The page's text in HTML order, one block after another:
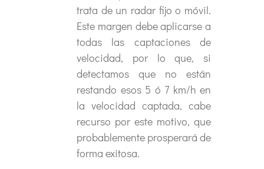
trata de un radar fijo o móvil.
Este margen debe aplicarse a
todas las captaciones de
velocidad, por lo que, si
detectamos que no están
restando esos 5 ó 7 km/h en
la velocidad captada, cabe
recurso por este motivo, que
probablemente prosperará de
forma exitosa.